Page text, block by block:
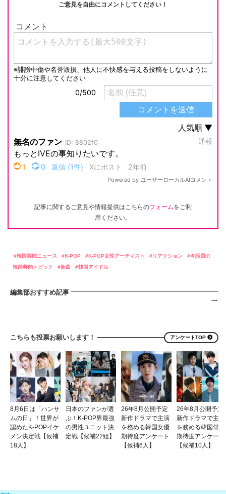
ご意見を自由にコメントしてください！
記事に関するご意見や情報提供はこちらのフォームをご利
用ください。
韓国芸能ニュース K-POP K-POP女性アーティスト リアクション
今話題の
韓国芸能トピック
新曲 韓国アイドル
編集部おすすめ記事
こちらも投票お願いします！ アンケートTOP
8月6日は「ハンサ
ムの日」！世界が
認めたK-POPイケ
メン決定戦【候補
18人】
日本のファンが選
ぶ！K-POP界最強
の男性ユニット決
定戦【候補22組】
26年8月公開予定
新作ドラマで主演
を務める韓国女優
期待度アンケート
【候補6人】
26年8月公開予定
新作ドラマで主演
を務める韓国俳優
期待度アンケート
【候補10人】